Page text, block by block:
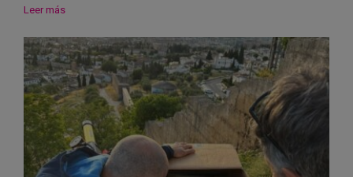
Leer más